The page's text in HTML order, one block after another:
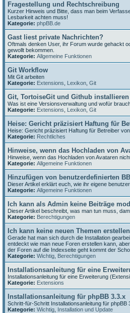
Fragestellung und Rechtschreibung
Kurzer Hinweis und Bitte, dass man beim
Lesbarkeit achten muss!
Kategorie: phpBB.de
Gast liest private Nachrichten?
Oftmals denken User, ihr Forum wurde gehackt
gewollt bekommen.
Kategorie: Allgemeine Funktionen
Git Workflow
Mit Git arbeiten
Kategorie: Extensions Lexikon Git
Git, TortoiseGit und Github
Was ist eine Versionsverwaltung und wofür
Kategorie: Extensions Lexikon Git
Heise: Gericht präzisiert Haftung für
Heise: Gericht präzisiert Haftung für Betreiber
Kategorie: Rechtliches
Hinweise, wenn das Hochladen von
Hinweise, wenn das Hochladen von Avataren
Kategorie: Allgemeine Funktionen
Hinzufügen von benutzerdefinierten
Dieser Artikel erklärt euch, wie ihr eigene
Kategorie: Allgemeine Funktionen
Ich kann als Admin keine Beiträge
Dieser Artikel beschreibt, was man tun muss,
Kategorie: Berechtigungen
Ich kann keine neuen Themen
Gerade hat man sich durch die Installation
entdeckt wie man neue Foren erstellen kann,
der Foren auf die Indexseite geht kommt der
Kategorie: Wichtig Berechtigungen
Installationsanleitung für eine
Installationsanleitung für eine Erweiterung
Kategorie: Extensions
Installationsanleitung für phpBB 3.3.x
Schritt-für-Schritt Installationsanleitung für phpBB
Kategorie: Wichtig Installation und Update